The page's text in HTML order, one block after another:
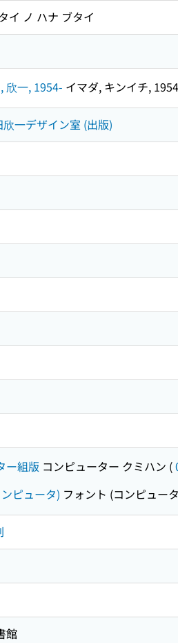
イ ノ ハナ ブタイ
欣一, 1954- イマダ, キンイチ,
一デザイン室 (出版)
ー組版 コンピューター クミハン (
ピュータ) フォント (コンピュー
館